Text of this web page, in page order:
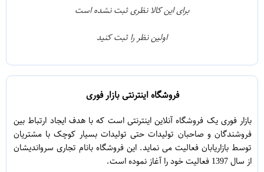
1
برای این کالا نظری ثبت نشده است
اولین نظر را ثبت کنید
فروشگاه اینترنتی بازار فوری
بازار فوری یک فروشگاه آنلاین اینترنتی است که با هدف ایجاد ارتباط بین
فروشندگان و صاحبان تولیدات حتی تولیدات بسیار کوچک با مشتریان
توسط بازاریابان فعالیت می نماید. این فروشگاه بانام تجاری سرواندیشان
از سال 1397 فعالیت خود را آغاز نموده است.